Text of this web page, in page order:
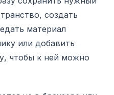
создать
материал
или добавить
чтобы к ней можно